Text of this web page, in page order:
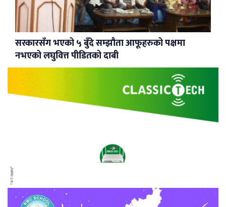
सरकारसँग भएको ५ बुँदे सम्झौता आफूहरुको पक्षमा
नभएको लघुवित्त पीडितको दाबी